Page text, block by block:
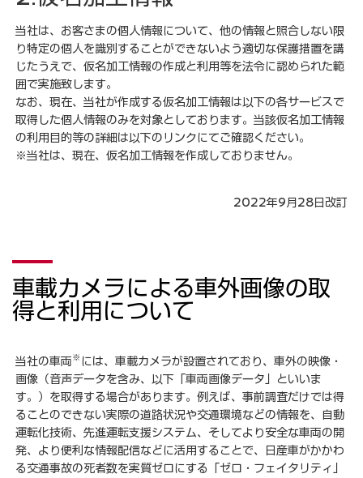
当社は、お客さまの個人情報について、他の情報と照合しない限
り特定の個人を識別することができないよう適切な保護措置を講
じたうえで、仮名加工情報の作成と利用等を法令に認められた範
囲で実施致します。
なお、現在、当社が作成する仮名加工情報は以下の各サービスで
取得した個人情報のみを対象としております。当該仮名加工情報
の利用目的等の詳細は以下のリンクにてご確認ください。
※当社は、現在、仮名加工情報を作成しておりません。
2022年9月28日改訂
車載カメラによる車外画像の取
得と利用について
当社の車両※ には、車載カメラが設置されており、車外の映像・
画像（音声データを含み、以下「車両画像データ」といいま
す。）を取得する場合があります。例えば、事前調査だけでは得
ることのできない実際の道路状況や交通環境などの情報を、自動
運転化技術、先進運転支援システム、そしてより安全な車両の開
発、より便利な情報配信などに活用することで、日産車がかかわ
る交通事故の死者数を実質ゼロにする「ゼロ・フェイタリティ」